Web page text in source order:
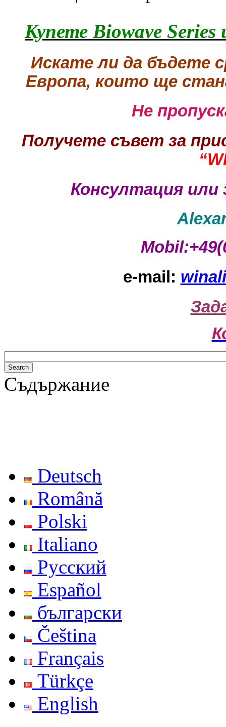
Купете Biowave
Искате ли да бъдете
Европа, които ще
Не
Получете съвет за
Консултация или
e-mail:
Съдържание
Deutsch
Română
Polski
Italiano
Русский
Español
български
Čeština
Français
Türkçe
English